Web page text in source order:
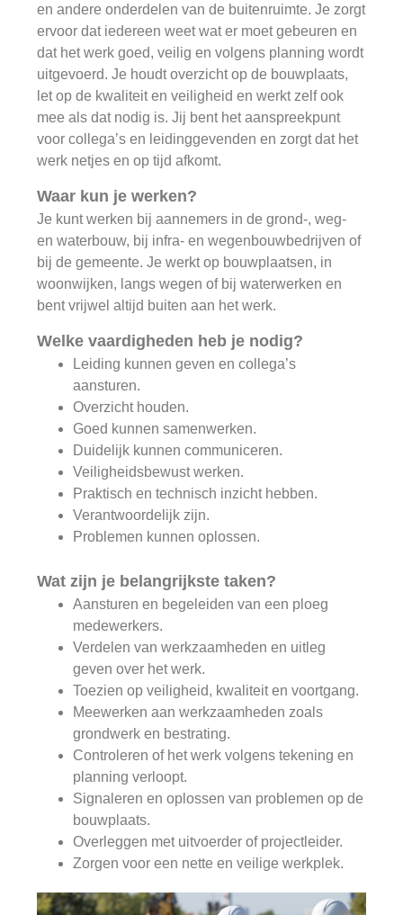
en andere onderdelen van de buitenruimte. Je zorgt
ervoor dat iedereen weet wat er moet gebeuren en
dat het werk goed, veilig en volgens planning wordt
uitgevoerd. Je houdt overzicht op de bouwplaats,
let op de kwaliteit en veiligheid en werkt zelf ook
mee als dat nodig is. Jij bent het aanspreekpunt
voor collega’s en leidinggevenden en zorgt dat het
werk netjes en op tijd afkomt.
Waar kun je werken?
Je kunt werken bij aannemers in de grond-, weg-
en waterbouw, bij infra- en wegenbouwbedrijven of
bij de gemeente. Je werkt op bouwplaatsen, in
woonwijken, langs wegen of bij waterwerken en
bent vrijwel altijd buiten aan het werk.
Welke vaardigheden heb je nodig?
Leiding kunnen geven en collega’s
aansturen.
Overzicht houden.
Goed kunnen samenwerken.
Duidelijk kunnen communiceren.
Veiligheidsbewust werken.
Praktisch en technisch inzicht hebben.
Verantwoordelijk zijn.
Problemen kunnen oplossen.
Wat zijn je belangrijkste taken?
Aansturen en begeleiden van een ploeg
medewerkers.
Verdelen van werkzaamheden en uitleg
geven over het werk.
Toezien op veiligheid, kwaliteit en voortgang.
Meewerken aan werkzaamheden zoals
grondwerk en bestrating.
Controleren of het werk volgens tekening en
planning verloopt.
Signaleren en oplossen van problemen op de
bouwplaats.
Overleggen met uitvoerder of projectleider.
Zorgen voor een nette en veilige werkplek.